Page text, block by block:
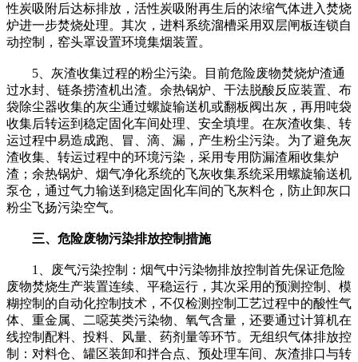
性炭吸附后达标排放，活性炭吸附再生后的浓缩气体进入焚烧
炉进一步焚烧处理。其次，进料系统溜槽采用双层闸板连锁自
动控制，窑头罩设置环境集烟装置。
5、灰渣收集过程的粉尘污染。目前危险废物焚烧炉渣通
过水封、链条捞渣机出渣。余热锅炉、干法脱酸反应装置、布
袋除尘器收集的灰尘通过螺旋输送机或翻板阀出灰，再用吨袋
收集后转运到稳定固化车间处理、安全填埋。在灰渣收集、转
运过程中易造成跑、冒、滴、漏，产生粉尘污染。为了避免灰
渣收集、转运过程中的环境污染，采用专用防漏渣厢收集炉
渣；余热锅炉、烟气净化系统的飞灰收集系统采用螺旋输送机
泵仓，通过气力输送到稳定固化车间的飞灰料仓，防止卸灰口
粉尘飞扬污染空气。
三、危险废物污染排放控制措施
1、废气污染控制：烟气中污染物排放控制首先保证危险
废物焚烧生产装置连续、平稳运行，其次采用的预测控制、模
糊控制的自动化控制技术，不仅检测控制工艺过程中的酸性气
体、重金属、二噁英类污染物、氧气含量，还要通过计算机在
线控制配料、投料、风量、药剂量等环节。无组织气体排放控
制：对料仓、罐区装卸和拌合点、预处理车间、灰渣排口与转